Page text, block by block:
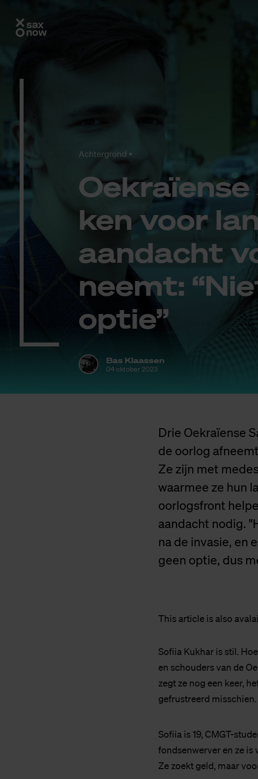
Achtergrond
ken voor
aan­dacht
neemt:
op­tie”
Bas Klaassen
04 oktober 2023
Drie Oekraïense
de oorlog
Ze zijn met
waarmee ze hun
oorlogsfront
aandacht nodig.
na de invasie, en
geen optie, dus
This article is also
Sofiia Kukhar is stil.
en schouders van de
zegt ze nog een keer,
gefrustreerd misschien.
Sofiia is 19, CMGT-
fondsenwerver en ze is
Ze zoekt geld, maar